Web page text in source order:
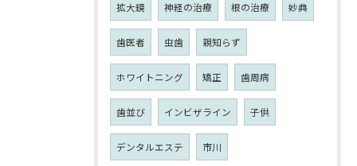
拡大鏡 神経の治療 根の治療 妙典
歯医者 虫歯 親知らず
ホワイトニング 矯正 歯周病
歯並び インビザライン 子供
デンタルエステ 市川